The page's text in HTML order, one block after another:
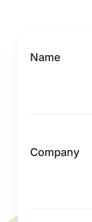
Name
Company